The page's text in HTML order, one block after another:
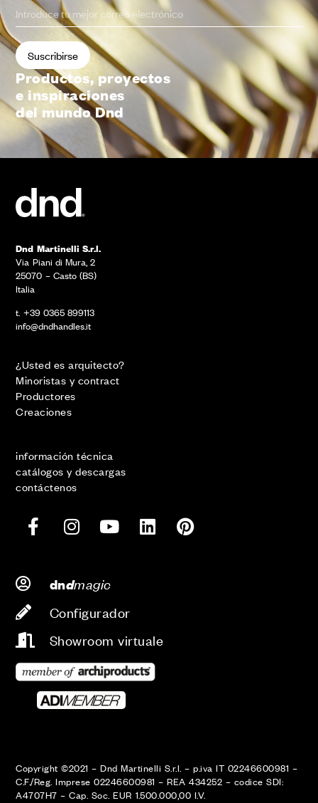
Productos, proyectos
e inspiraciones
del mundo Dnd
Dnd Martinelli S.r.l.
Via Piani di Mura, 2
25070 – Casto (BS)
Italia
t. +39 0365 899113
info@dndhandles.it
¿Usted es arquitecto?
Minoristas y contract
Productores
Creaciones
información técnica
catálogos y descargas
contáctenos
dndmagic
Configurador
Showroom virtuale
Copyright ©2021 – Dnd Martinelli S.r.l. – p.iva IT 02246600981 –
C.F./Reg. Imprese 02246600981 – REA 434252 – codice SDI:
A4707H7 – Cap. Soc. EUR 1.500.000,00 I.V.